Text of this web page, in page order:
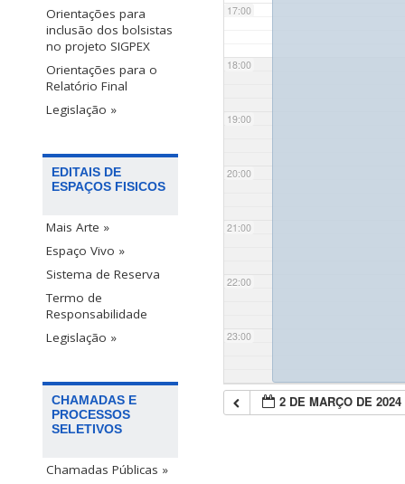
Orientações para
inclusão dos bolsistas
no projeto SIGPEX
Orientações para o
Relatório Final
Legislação »
EDITAIS DE
ESPAÇOS FISICOS
Mais Arte »
Espaço Vivo »
Sistema de Reserva
Termo de
Responsabilidade
Legislação »
CHAMADAS E
PROCESSOS
SELETIVOS
Chamadas Públicas »
17:00
18:00
19:00
20:00
21:00
22:00
23:00
2 DE MARÇO DE 2024